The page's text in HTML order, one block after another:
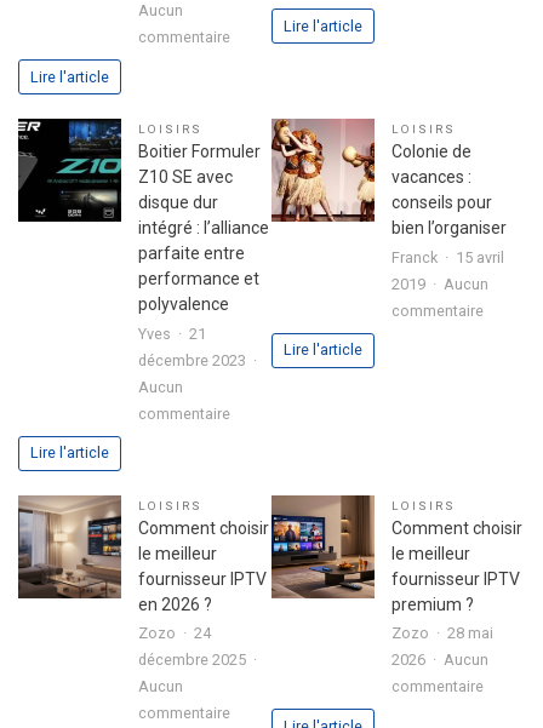
Aucun
commentairesur
réussir
son
premier
investissement
immobilier
en
toute
Lire l'article
Lire l'article
LOISIRS
Boitier Formuler
Z10 SE avec
disque dur
intégré : l’alliance
parfaite entre
performance et
polyvalence
Yves
21
décembre 2023
Aucun
commentairesur
SE
disque
:
parfaite
Lire l'article
LOISIRS
Colonie de
vacances :
conseils pour
bien l’organiser
Franck
15 avril
2019
Aucun
commentairesur
Lire l'article
LOISIRS
Comment choisir
le meilleur
fournisseur IPTV
en 2026 ?
Zozo
24
décembre 2025
Aucun
commentairesur
LOISIRS
Comment choisir
le meilleur
fournisseur IPTV
premium ?
Zozo
28 mai
2026
Aucun
commentairesur